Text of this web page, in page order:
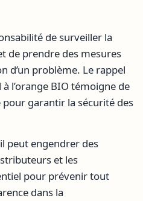
de surveiller la
de prendre des mesures
d’un problème. Le rappel
l’orange BIO témoigne de
garantir la sécurité des
peut engendrer des
et les
pour prévenir tout
dans la